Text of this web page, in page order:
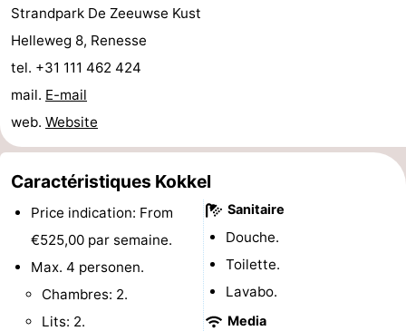
Blick
Zeeland
Village
-
Zeeuwse
Kust
-
Zonnedorp
-
’t
Hof
van
Hôtels
Last
minutes
Plages
Lieux
Strandpark De Zeeuwse Kust
Helleweg 8, Renesse
tel. +31 111 462 424
mail. E-mail
web. Website
Caractéristiques Kokkel
Price indication: From
€525,00 par semaine.
Max. 4 personen.
Chambres: 2.
Lits: 2.
Sanitaire
Douche.
Toilette.
Lavabo.
Media